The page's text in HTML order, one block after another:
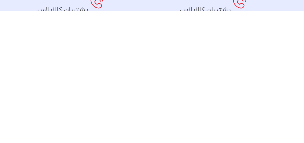
پشتیبان کالاپلاس پشتیبان کالاپلاس